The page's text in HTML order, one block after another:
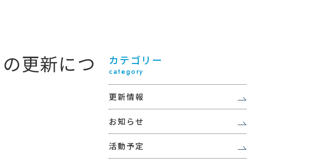
更新につ
カテゴリー
category
更新情報
お知らせ
活動予定